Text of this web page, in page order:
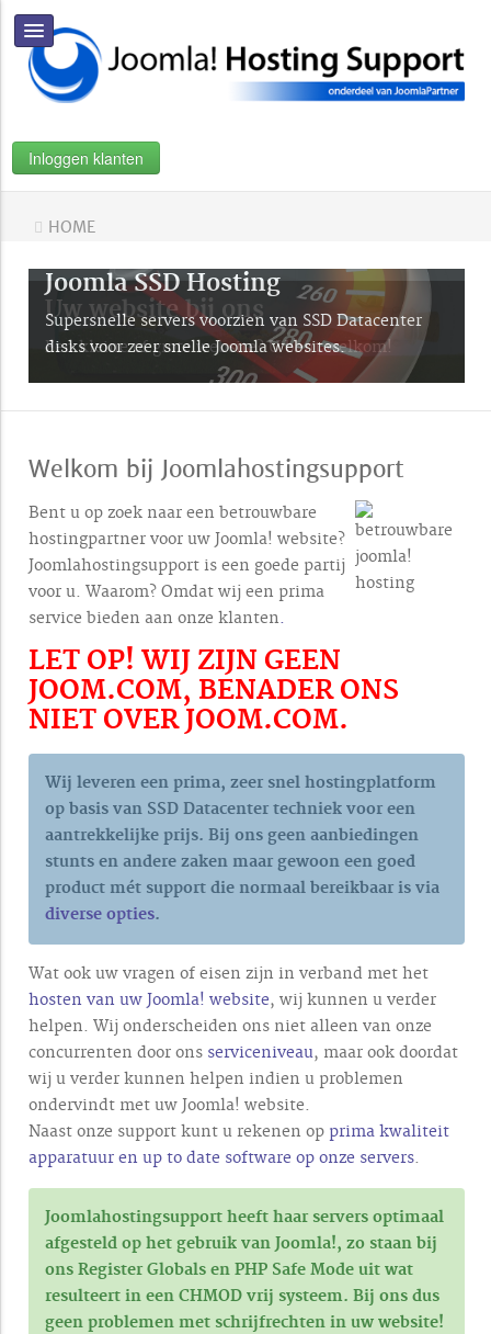
Inloggen klanten
HOME
Joomla SSD Hosting
Supersnelle servers voorzien van SSD Datacenter
disks voor zeer snelle Joomla websites.
Uw website bij ons
Een kleine of grote website? U bent welkom!
Welkom bij Joomlahostingsupport
Bent u op zoek naar een betrouwbare
hostingpartner voor uw Joomla! website?
Joomlahostingsupport is een goede partij
voor u. Waarom? Omdat wij een prima
service bieden aan onze klanten.
LET OP! WIJ ZIJN GEEN
JOOM.COM, BENADER ONS
NIET OVER JOOM.COM.
Wij leveren een prima, zeer snel hostingplatform
op basis van SSD Datacenter techniek voor een
aantrekkelijke prijs. Bij ons geen aanbiedingen
stunts en andere zaken maar gewoon een goed
product mét support die normaal bereikbaar is via
diverse opties.
Wat ook uw vragen of eisen zijn in verband met het
hosten van uw Joomla! website, wij kunnen u verder
helpen. Wij onderscheiden ons niet alleen van onze
concurrenten door ons serviceniveau, maar ook doordat
wij u verder kunnen helpen indien u problemen
ondervindt met uw Joomla! website.
Naast onze support kunt u rekenen op prima kwaliteit
apparatuur en up to date software op onze servers.
Joomlahostingsupport heeft haar servers optimaal
afgesteld op het gebruik van Joomla!, zo staan bij
ons Register Globals en PHP Safe Mode uit wat
resulteert in een CHMOD vrij systeem. Bij ons dus
geen problemen met schrijfrechten in uw website!